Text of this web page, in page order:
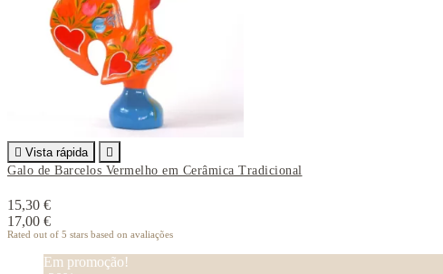
 Vista rápida

Galo de Barcelos Vermelho em Cerâmica Tradicional
15,30 €
17,00 €
Rated out of 5 stars based on avaliações
Em promoção!